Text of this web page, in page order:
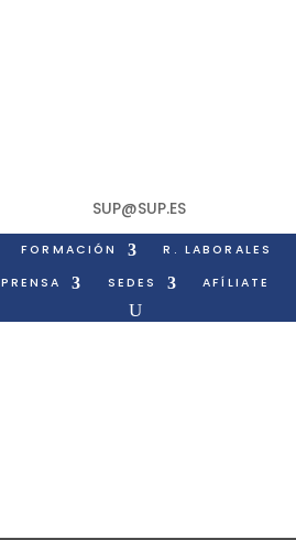
SUP@SUP.ES
FORMACIÓN R. LABORALES
PRENSA
SEDES AFÍLIATE